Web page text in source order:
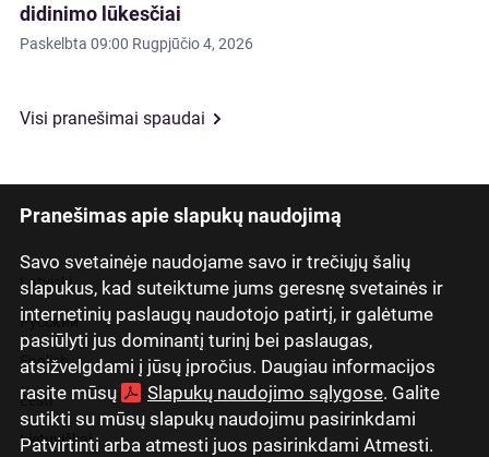
Pranešimas apie slapukų naudojimą
Savo svetainėje naudojame savo ir trečiųjų šalių
slapukus, kad suteiktume jums geresnę svetainės ir
internetinių paslaugų naudotojo patirtį, ir galėtume
pasiūlyti jus dominantį turinį bei paslaugas,
atsižvelgdami į jūsų įpročius. Daugiau informacijos
rasite mūsų
Slapukų naudojimo sąlygose. Galite
sutikti su mūsų slapukų naudojimu pasirinkdami
Patvirtinti arba atmesti juos pasirinkdami Atmesti.
didinimo lūkesčiai
Paskelbta 09:00 Rugpjūčio 4, 2026
Visi pranešimai spaudai
Latviski
Русский
English
Eesti
Lietuviškai